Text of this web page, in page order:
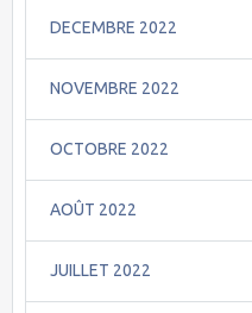
DECEMBRE 2022
NOVEMBRE 2022
OCTOBRE 2022
AOÛT 2022
JUILLET 2022